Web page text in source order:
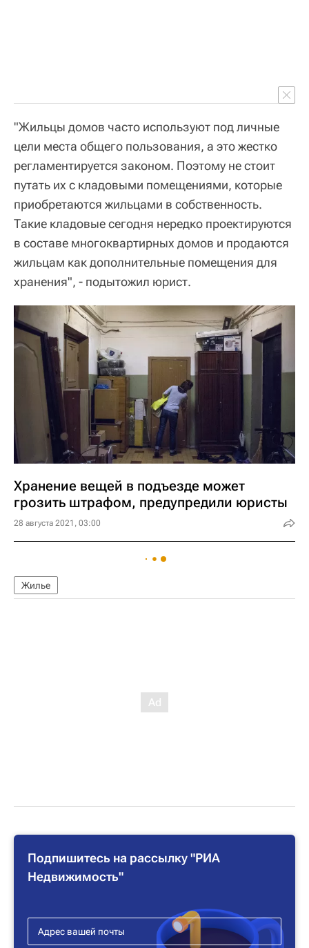
"Жильцы домов часто используют под личные
цели места общего пользования, а это жестко
регламентируется законом. Поэтому не стоит
путать их с кладовыми помещениями, которые
приобретаются жильцами в собственность.
Такие кладовые сегодня нередко проектируются
в составе многоквартирных домов и продаются
жильцам как дополнительные помещения для
хранения", - подытожил юрист.
Хранение вещей в подъезде может
грозить штрафом, предупредили юристы
28 августа 2021, 03:00
Жилье
Подпишитесь на рассылку "РИА
Недвижимость"